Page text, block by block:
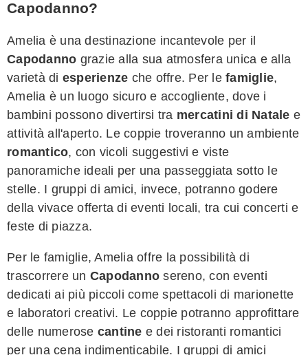
Capodanno?
Amelia è una destinazione incantevole per il
Capodanno grazie alla sua atmosfera unica e alla
varietà di esperienze che offre. Per le famiglie,
Amelia è un luogo sicuro e accogliente, dove i
bambini possono divertirsi tra mercatini di Natale e
attività all'aperto. Le coppie troveranno un ambiente
romantico, con vicoli suggestivi e viste
panoramiche ideali per una passeggiata sotto le
stelle. I gruppi di amici, invece, potranno godere
della vivace offerta di eventi locali, tra cui concerti e
feste di piazza.
Per le famiglie, Amelia offre la possibilità di
trascorrere un Capodanno sereno, con eventi
dedicati ai più piccoli come spettacoli di marionette
e laboratori creativi. Le coppie potranno approfittare
delle numerose cantine e dei ristoranti romantici
per una cena indimenticabile. I gruppi di amici